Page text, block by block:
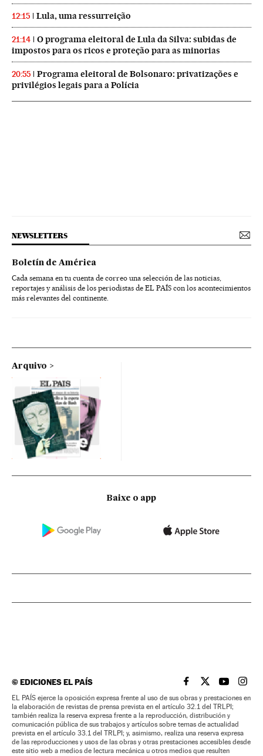
12:15 Lula, uma ressurreição
21:14
O programa eleitoral de Lula da Silva: subidas de
impostos para os ricos e proteção para as minorias
20:55
Programa eleitoral de Bolsonaro: privatizações e
privilégios legais para a Polícia
NEWSLETTERS
Boletín de América
Cada semana en tu cuenta de correo una selección de las noticias,
reportajes y análisis de los periodistas de EL PAÍS con los acontecimientos
más relevantes del continente.
Arquivo
Baixe o app
©EDICIONES EL PAÍS EL PAÍS BRASIL EN
EL PAÍSEL PAÍS
EL
EL PAÍS ejerce la oposición expresa frente al uso de sus obras y prestaciones en
la elaboración de revistas de prensa prevista en el artículo 32.1 del TRLPI;
también realiza la reserva expresa frente a la reproducción, distribución y
comunicación pública de sus trabajos y artículos sobre temas de actualidad
prevista en el artículo 33.1 del TRLPI; y, asimismo, realiza una reserva expresa
de las reproducciones y usos de las obras y otras prestaciones accesibles desde
este sitio web a medios de lectura mecánica u otros medios que resulten